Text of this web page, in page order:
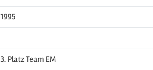
1995
3. Platz Team EM